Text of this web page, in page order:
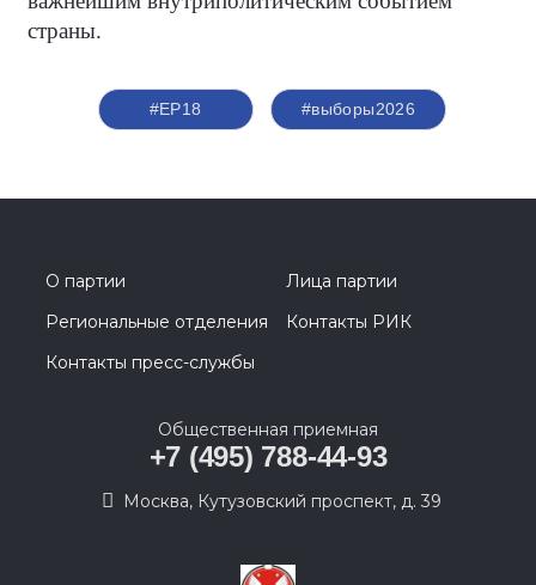
страны.
#ЕР18 #выборы2026
О партии
Лица партии
Региональные отделения
Контакты РИК
Контакты пресс-службы
Общественная приемная
+7 (495) 788-44-93
Москва, Кутузовский проспект, д. 39